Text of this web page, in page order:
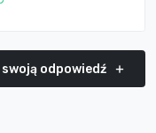
swoją odpowiedź